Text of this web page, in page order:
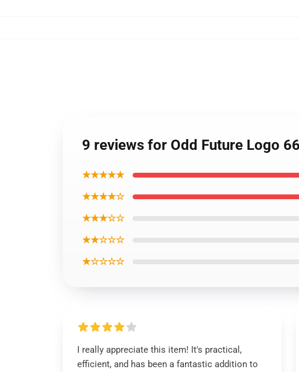
9 reviews for Odd Future Logo
★★★★★
★★★★☆
★★★☆☆
★★☆☆☆
★☆☆☆☆
I really appreciate this item! It's practical,
efficient, and has been a fantastic addition to